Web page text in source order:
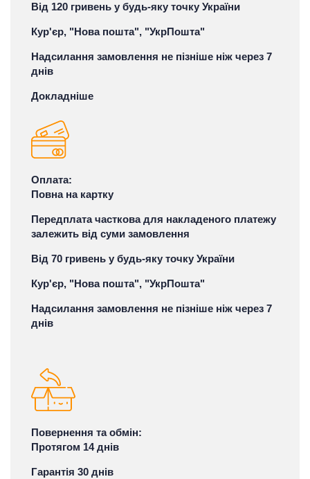
Від 120 гривень у будь-яку точку України
Кур'єр, "Нова пошта", "УкрПошта"
Надсилання замовлення не пізніше ніж через 7
днів
Докладніше
Оплата:
Повна на картку
Передплата часткова для накладеного платежу
залежить від суми замовлення
Від 70 гривень у будь-яку точку України
Кур'єр, "Нова пошта", "УкрПошта"
Надсилання замовлення не пізніше ніж через 7
днів
Повернення та обмін:
Протягом 14 днів
Гарантія 30 днів